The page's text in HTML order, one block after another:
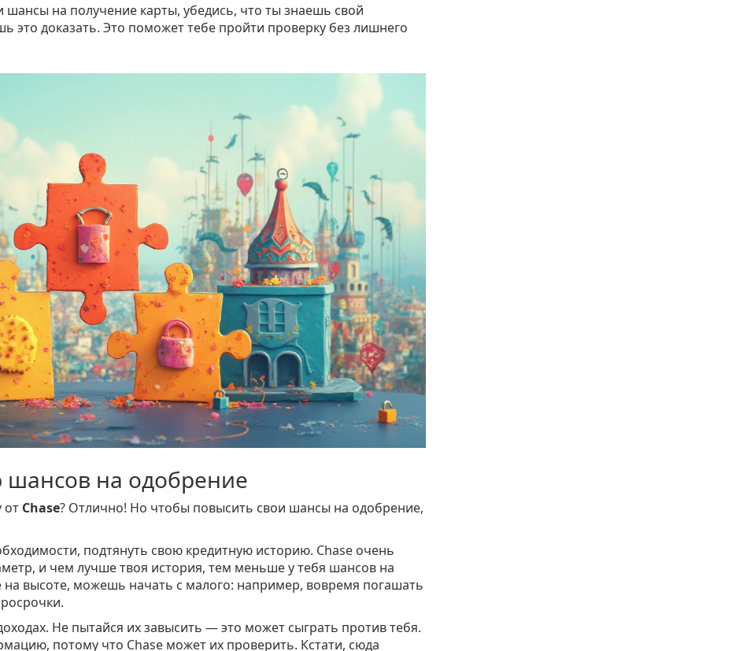
шансы на получение карты, убедись, что ты знаешь свой
это доказать. Это поможет тебе пройти проверку без лишнего
на одобрение
от Chase? Отлично! Но чтобы повысить свои шансы на одобрение,
подтянуть свою кредитную историю. Chase очень
и чем лучше твоя история, тем меньше у тебя шансов на
на высоте, можешь начать с малого: например, вовремя погашать
Не пытайся их завысить — это может сыграть против тебя.
потому что Chase может их проверить. Кстати, сюда